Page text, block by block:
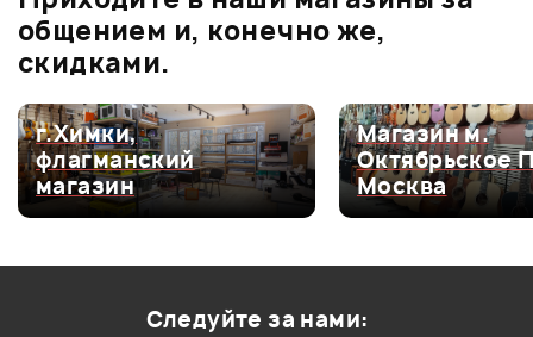
0.0
Оценка5
0
Оценка4
0
Оценка3
0
общением и, конечно же,
скидками.
г.Химки,
флагманский
магазин
Магазин м.
Октябрьское
Москва
Следуйте за нами: